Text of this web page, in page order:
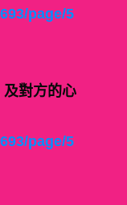
page/5
對方的心
page/5